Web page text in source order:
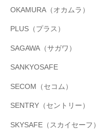
OKAMURA（オカムラ）
PLUS（プラス）
SAGAWA（サガワ）
SANKYOSAFE
SECOM（セコム）
SENTRY（セントリー）
SKYSAFE（スカイセーフ）